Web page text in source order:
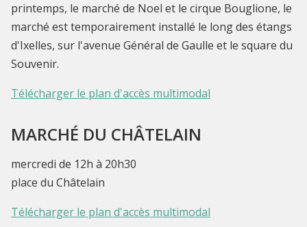
printemps, le marché de Noel et le cirque Bouglione, le
marché est temporairement installé le long des étangs
d'Ixelles, sur l'avenue Général de Gaulle et le square du
Souvenir.
Télécharger le plan d'accès multimodal
MARCHÉ DU CHÂTELAIN
mercredi de 12h à 20h30
place du Châtelain
Télécharger le plan d'accès multimodal